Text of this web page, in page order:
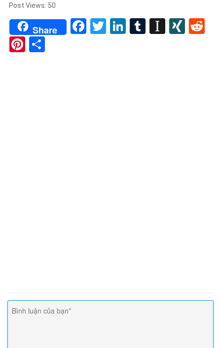
Post Views: 50
Share Facebook
TwitterLinkedIn
Tumblr
Pinterest